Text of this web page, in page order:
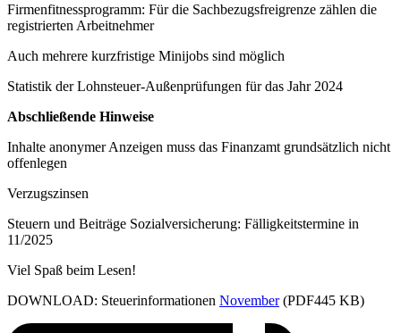
Firmenfitnessprogramm: Für die Sachbezugsfreigrenze zählen die
registrierten Arbeitnehmer
Auch mehrere kurzfristige Minijobs sind möglich
Statistik der Lohnsteuer-Außenprüfungen für das Jahr 2024
Abschließende Hinweise
Inhalte anonymer Anzeigen muss das Finanzamt grundsätzlich nicht
offenlegen
Verzugszinsen
Steuern und Beiträge Sozialversicherung: Fälligkeitstermine in
11/2025
Viel Spaß beim Lesen!
DOWNLOAD: Steuerinformationen November(PDF445 KB)